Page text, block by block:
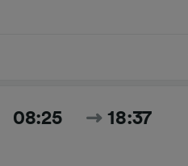
08:25 18:37